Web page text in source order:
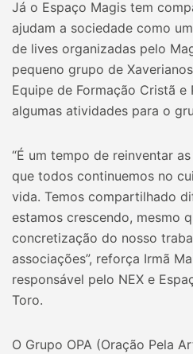
Já o Espaço Magis tem
ajudam a sociedade como
de lives organizadas pelo
pequeno grupo de
Equipe de Formação Cristã e
algumas atividades para o
“É um tempo de reinventar
que todos continuemos no
vida. Temos compartilhado
estamos crescendo, mesmo
concretização do nosso
associações”, reforça Irmã
responsável pelo NEX e
Toro.
O Grupo OPA (Oração Pela